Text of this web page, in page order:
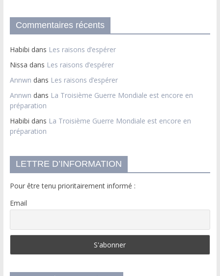
Commentaires récents
Habibi dans Les raisons d’espérer
Nissa dans Les raisons d’espérer
Annwn dans Les raisons d’espérer
Annwn dans La Troisième Guerre Mondiale est encore en
préparation
Habibi dans La Troisième Guerre Mondiale est encore en
préparation
LETTRE D’INFORMATION
Pour être tenu prioritairement informé :
Email